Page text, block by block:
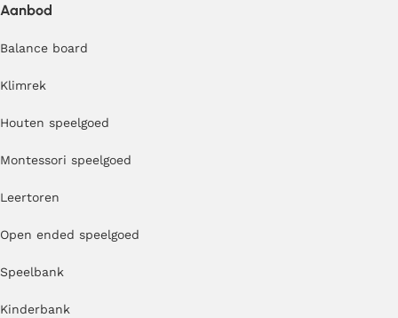
Aanbod
Balance board
Klimrek
Houten speelgoed
Montessori speelgoed
Leertoren
Open ended speelgoed
Speelbank
Kinderbank